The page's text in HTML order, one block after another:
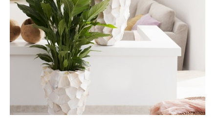
Sembang Dekor
Sembang Laman
Tip Impiana
Tip Laman